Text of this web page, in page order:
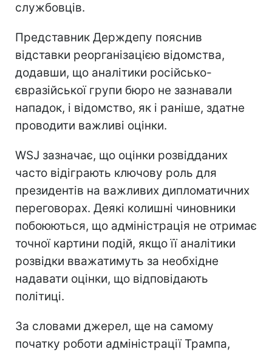
службовців.
Представник Держдепу пояснив
відставки реорганізацією відомства,
додавши, що аналітики російсько-
євразійської групи бюро не зазнавали
нападок, і відомство, як і раніше, здатне
проводити важливі оцінки.
WSJ зазначає, що оцінки розвідданих
часто відіграють ключову роль для
президентів на важливих дипломатичних
переговорах. Деякі колишні чиновники
побоюються, що адміністрація не отримає
точної картини подій, якщо її аналітики
розвідки вважатимуть за необхідне
надавати оцінки, що відповідають
політиці.
За словами джерел, ще на самому
початку роботи адміністрації Трампа,